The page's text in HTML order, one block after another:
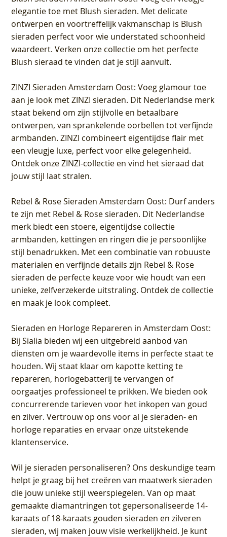
elegantie toe met Blush sieraden. Met delicate
ontwerpen en voortreffelijk vakmanschap is Blush
sieraden perfect voor wie understated schoonheid
waardeert. Verken onze collectie om het perfecte
Blush sieraad te vinden dat je stijl aanvult.
ZINZI Sieraden Amsterdam Oost: Voeg glamour toe
aan je look met ZINZI sieraden. Dit Nederlandse merk
staat bekend om zijn stijlvolle en betaalbare
ontwerpen, van sprankelende oorbellen tot verfijnde
armbanden. ZINZI combineert eigentijdse flair met
een vleugje luxe, perfect voor elke gelegenheid.
Ontdek onze ZINZI-collectie en vind het sieraad dat
jouw stijl laat stralen.
Rebel & Rose Sieraden Amsterdam Oost: Durf anders
te zijn met Rebel & Rose sieraden. Dit Nederlandse
merk biedt een stoere, eigentijdse collectie
armbanden, kettingen en ringen die je persoonlijke
stijl benadrukken. Met een combinatie van robuuste
materialen en verfijnde details zijn Rebel & Rose
sieraden de perfecte keuze voor wie houdt van een
unieke, zelfverzekerde uitstraling. Ontdek de collectie
en maak je look compleet.
Sieraden en Horloge Repareren in Amsterdam Oost:
Bij Sialia bieden wij een uitgebreid aanbod van
diensten om je waardevolle items in perfecte staat te
houden. Wij staat klaar om kapotte ketting te
repareren, horlogebatterij te vervangen of
oorgaatjes professioneel te prikken. We bieden ook
concurrerende tarieven voor het inkopen van goud
en zilver. Vertrouw op ons voor al je sieraden- en
horloge reparaties en ervaar onze uitstekende
klantenservice.
Wil je sieraden personaliseren? Ons deskundige team
helpt je graag bij het creëren van maatwerk sieraden
die jouw unieke stijl weerspiegelen. Van op maat
gemaakte diamantringen tot gepersonaliseerde 14-
karaats of 18-karaats gouden sieraden en zilveren
sieraden, wij maken jouw visie werkelijkheid. Je kunt